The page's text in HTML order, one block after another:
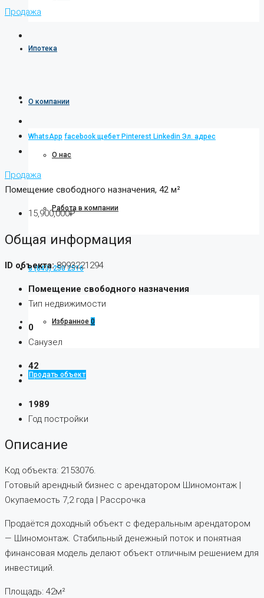
Ипотека
О компании
О нас
Работа в компании
8 (843) 250 2516
Избранное 0
Продать объект
Продажа
WhatsApp facebook щебет Pinterest Linkedin Эл. адрес
Продажа
Помещение свободного назначения, 42 м²
15,900,000₽
Общая информация
ID объекта:8993221294
Помещение свободного назначения
Тип недвижимости
0
Санузел
42
1989
Год постройки
Описание
Код объекта: 2153076.
Готовый арендный бизнес с арендатором Шиномонтаж |
Окупаемость 7,2 года | Рассрочка
Продаётся доходный объект с федеральным арендатором
— Шиномонтаж. Стабильный денежный поток и понятная
финансовая модель делают объект отличным решением для
инвестиций.
Площадь: 42м²